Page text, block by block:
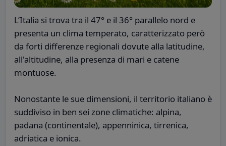
L’Italia si trova tra il 47° e il 36° parallelo nord e
presenta un clima temperato, caratterizzato però
da forti differenze regionali dovute alla latitudine,
all'altitudine, alla presenza di mari e catene
montuose.
Nonostante le sue dimensioni, il territorio italiano è
suddiviso in ben sei zone climatiche: alpina,
padana (continentale), appenninica, tirrenica,
adriatica e ionica.